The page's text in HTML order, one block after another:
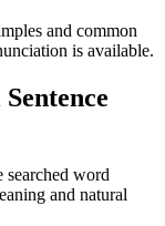
and common
is available.
searched word
and natural